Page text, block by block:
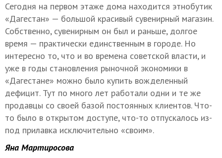
Сегодня на первом этаже дома находится этнобутик
«Дагестан» — большой красивый сувенирный магазин.
Собственно, сувенирным он был и раньше, долгое
время — практически единственным в городе. Но
интересно то, что и во времена советской власти, и
уже в годы становления рыночной экономики в
«Дагестане» можно было купить вожделенный
дефицит. Тут по много лет работали одни и те же
продавцы со своей базой постоянных клиентов. Что-
то было в открытом доступе, что-то отпускалось из-
под прилавка исключительно «своим».
Яна Мартиросова